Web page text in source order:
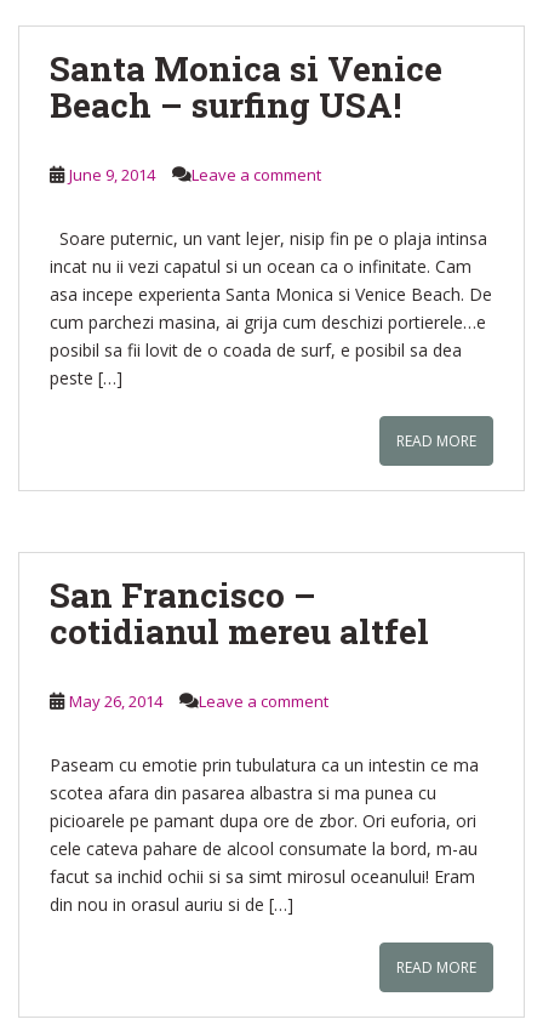
Santa Monica si Venice
Beach – surfing USA!
June 9, 2014 Leave a comment
Soare puternic, un vant lejer, nisip fin pe o plaja intinsa
incat nu ii vezi capatul si un ocean ca o infinitate. Cam
asa incepe experienta Santa Monica si Venice Beach. De
cum parchezi masina, ai grija cum deschizi portierele…e
posibil sa fii lovit de o coada de surf, e posibil sa dea
peste […]
READ MORE
San Francisco –
cotidianul mereu altfel
May 26, 2014 Leave a comment
Paseam cu emotie prin tubulatura ca un intestin ce ma
scotea afara din pasarea albastra si ma punea cu
picioarele pe pamant dupa ore de zbor. Ori euforia, ori
cele cateva pahare de alcool consumate la bord, m-au
facut sa inchid ochii si sa simt mirosul oceanului! Eram
din nou in orasul auriu si de […]
READ MORE